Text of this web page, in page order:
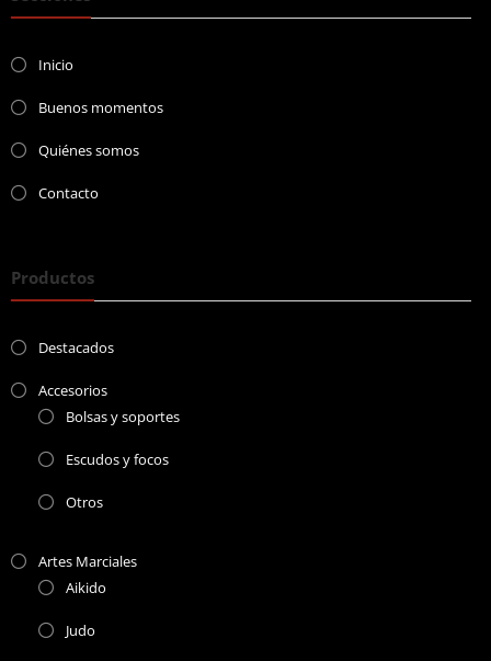
Inicio
Buenos momentos
Quiénes somos
Contacto
Productos
Destacados
Accesorios
Bolsas y soportes
Escudos y focos
Otros
Artes Marciales
Aikido
Judo